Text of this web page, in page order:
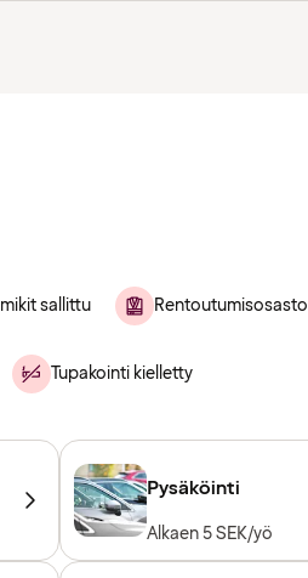
sallittu Rentoutumisosasto
Tupakointi kielletty
Pysäköinti
Alkaen 5 SEK/yö